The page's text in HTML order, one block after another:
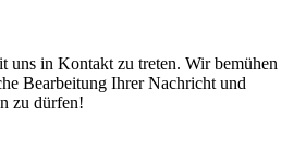
uns in Kontakt zu treten. Wir bemühen
Bearbeitung Ihrer Nachricht und
zu dürfen!